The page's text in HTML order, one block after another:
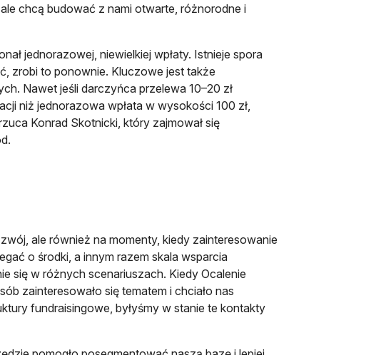
chcą budować z nami otwarte, różnorodne i
jednorazowej, niewielkiej wpłaty. Istnieje spora
zrobi to ponownie. Kluczowe jest także
Nawet jeśli darczyńca przelewa 10–20 zł
niż jednorazowa wpłata w wysokości 100 zł,
Konrad Skotnicki, który zajmował się
ale również na momenty, kiedy zainteresowanie
o środki, a innym razem skala wsparcia
się w różnych scenariuszach. Kiedy Ocalenie
zainteresowało się tematem i chciało nas
fundraisingowe, byłyśmy w stanie te kontakty